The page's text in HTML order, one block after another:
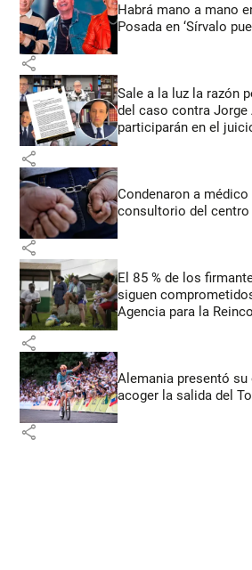
Habrá mano a mano
Posada en ‘Sírvalo
share
Sale a la luz la razón
del caso contra Jorge
participarán en el
share
Condenaron a
consultorio del centro
share
El 85 % de los
siguen
Agencia para la
share
Alemania presentó su
acoger la salida del
share